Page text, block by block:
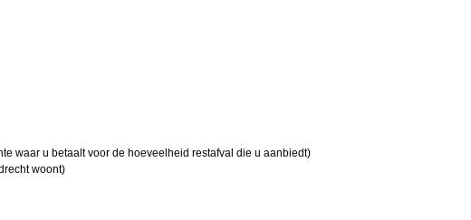
waar u betaalt voor de hoeveelheid restafval die u aanbiedt)
woont)